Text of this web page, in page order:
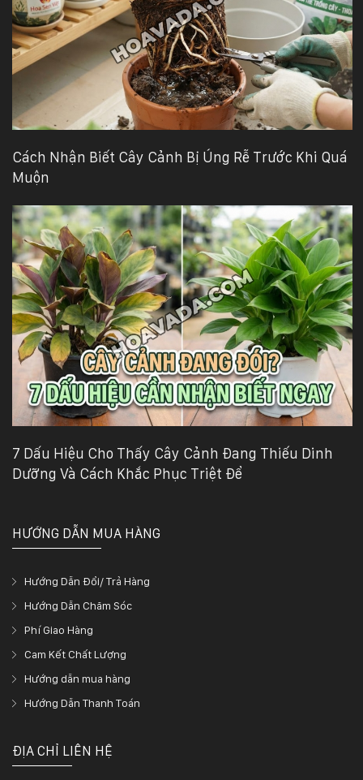
Cách Nhận Biết Cây Cảnh Bị Úng Rễ Trước Khi Quá
Muộn
7 Dấu Hiệu Cho Thấy Cây Cảnh Đang Thiếu Dinh
Dưỡng Và Cách Khắc Phục Triệt Để
HƯỚNG DẪN MUA HÀNG
Hướng Dẫn Đổi/ Trả Hàng
Hướng Dẫn Chăm Sóc
Phí Giao Hàng
Cam Kết Chất Lượng
Hướng dẫn mua hàng
Hướng Dẫn Thanh Toán
ĐỊA CHỈ LIÊN HỆ